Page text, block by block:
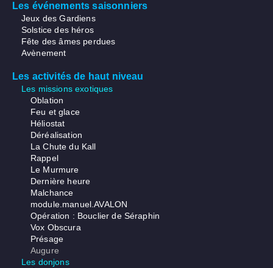
Les événements saisonniers
Jeux des Gardiens
Solstice des héros
Fête des âmes perdues
Avènement
Les activités de haut niveau
Les missions exotiques
Oblation
Feu et glace
Héliostat
Déréalisation
La Chute du Kall
Rappel
Le Murmure
Dernière heure
Malchance
module.manuel.AVALON
Opération : Bouclier de Séraphin
Vox Obscura
Présage
Augure
Les donjons